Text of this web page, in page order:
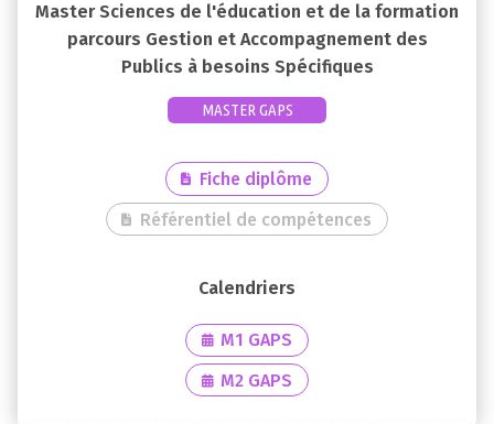
Master Sciences de l'éducation et de la formation
parcours Gestion et Accompagnement des
Publics à besoins Spécifiques
MASTER GAPS
Fiche diplôme
Référentiel de compétences
M1 GAPS
M2 GAPS